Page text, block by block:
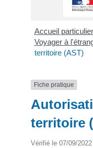
Accueil
Voyager à
territoire (AST)
Fiche pratique
territoire
Vérifié le 07/09/